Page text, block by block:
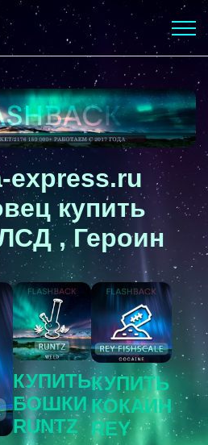
express.ru
купить
, Героин
КУПИТЬ
БОШКИ
RUNTZ
КУПИТЬ
КОКАИН
REY